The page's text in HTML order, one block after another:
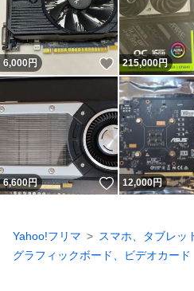
6,000円 いいね！
215,000円
6,600円 いいね！
12,000円
Yahoo!フリマ スマホ、タブレッ
グラフィックボード、ビデオカード